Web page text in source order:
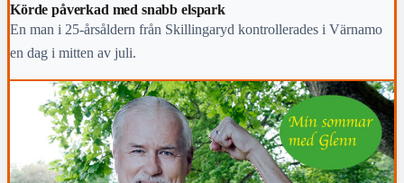
Körde påverkad med snabb elspark
En man i 25-årsåldern från Skillingaryd kontrollerades i Värnamo
en dag i mitten av juli.